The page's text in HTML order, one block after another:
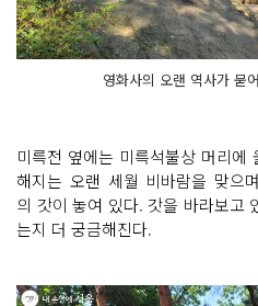
영화사의 오랜 역사가 묻
미륵전 옆에는 미륵석불상 머리에
해지는 오랜 세월 비바람을 맞으
의 갓이 놓여 있다. 갓을 바라보고
는지 더 궁금해진다.